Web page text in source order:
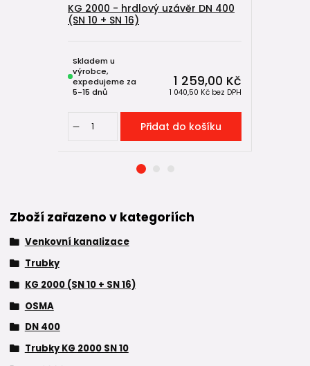
KG 2000 - hrdlový uzávěr DN 400
(SN 10 + SN 16)
1 259,00 Kč
1 040,50 Kč bez DPH
Skladem u
výrobce,
expedujeme za
5-15 dnů
Přidat do košíku
Zboží zařazeno v kategoriích
Venkovní kanalizace
Trubky
KG 2000 (SN 10 + SN 16)
OSMA
DN 400
Trubky KG 2000 SN 10